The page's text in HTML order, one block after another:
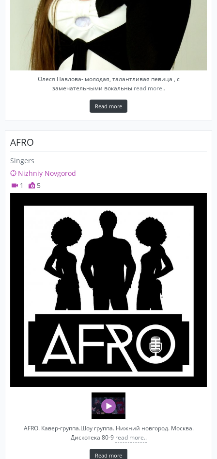
Олеся Павлова- молодая, талантливая певица , с
замечательными вокальны read more..
Read more
AFRO
Singers
Nizhniy Novgorod
1
5
AFRO. Кавер-группа.Шоу группа. Нижний новгород. Москва.
Дискотека 80-9 read more..
Read more